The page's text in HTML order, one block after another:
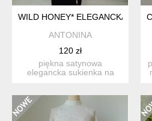
WILD HONEY* ELEGANCKA
ANTONINA
120 zł
piękna satynowa
elegancka sukienka na